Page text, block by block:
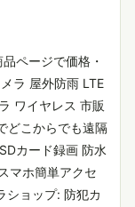
ページで価格・
ラ 屋外防雨 LTE
ワイヤレス 市販
どこからでも遠隔
カード録画 防水
マホ簡単アクセ
ショップ: 防犯カ